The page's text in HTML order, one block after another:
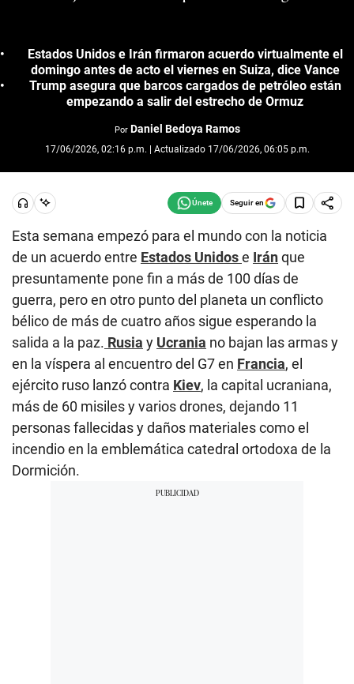
Estados Unidos e Irán firmaron acuerdo virtualmente el
domingo antes de acto el viernes en Suiza, dice Vance
Trump asegura que barcos cargados de petróleo están
empezando a salir del estrecho de Ormuz
Por Daniel Bedoya Ramos
17/06/2026, 02:16 p.m. | Actualizado 17/06/2026, 06:05 p.m.
Seguir en
Esta semana empezó para el mundo con la noticia
de un acuerdo entre Estados Unidose Iránque
presuntamente pone fin a más de 100 días de
guerra, pero en otro punto del planeta un conflicto
bélico de más de cuatro años sigue esperando la
salida a la paz. Rusia y Ucrania no bajan las armas y
en la víspera al encuentro del G7 en Francia, el
ejército ruso lanzó contra Kiev, la capital ucraniana,
más de 60 misiles y varios drones, dejando 11
personas fallecidas y daños materiales como el
incendio en la emblemática catedral ortodoxa de la
Dormición.